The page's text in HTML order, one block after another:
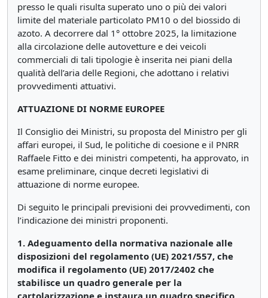
presso le quali risulta superato uno o più dei valori
limite del materiale particolato PM10 o del biossido di
azoto. A decorrere dal 1° ottobre 2025, la limitazione
alla circolazione delle autovetture e dei veicoli
commerciali di tali tipologie è inserita nei piani della
qualità dell’aria delle Regioni, che adottano i relativi
provvedimenti attuativi.
ATTUAZIONE DI NORME EUROPEE
Il Consiglio dei Ministri, su proposta del Ministro per gli
affari europei, il Sud, le politiche di coesione e il PNRR
Raffaele Fitto e dei ministri competenti, ha approvato, in
esame preliminare, cinque decreti legislativi di
attuazione di norme europee.
Di seguito le principali previsioni dei provvedimenti, con
l’indicazione dei ministri proponenti.
1. Adeguamento della normativa nazionale alle
disposizioni del regolamento (UE) 2021/557, che
modifica il regolamento (UE) 2017/2402 che
stabilisce un quadro generale per la
cartolarizzazione e instaura un quadro specifico